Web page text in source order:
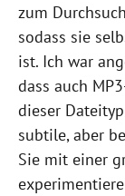
zum
sodass sie
ist. Ich war
dass auch
dieser
subtile, aber
Sie mit einer